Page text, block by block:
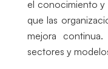
el conocimiento y
que las
mejora
sectores y